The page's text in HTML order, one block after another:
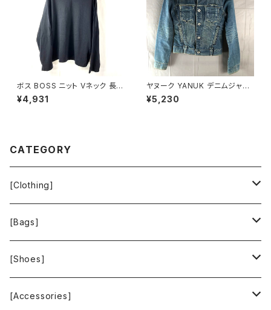
ボス BOSS ニット Vネック 長袖
無地 黒 900701
¥4,931
ヤヌーク YANUK デニムジャケ
ット Gジャン ロゴボタン ヴィン
テージ加工 ダメージ加工 イン
¥5,230
CATEGORY
[Clothing]
Krochet Kids International
[Bags]
BAGGU
FOOD TEXTILE
[Shoes]
TOMS
[Accessories]